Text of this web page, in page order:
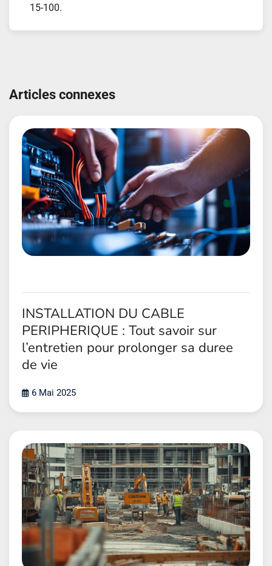
15-100.
de
Articles connexes
INSTALLATION DU CABLE
PERIPHERIQUE : Tout savoir sur
l’entretien pour prolonger sa duree
de vie
6 Mai 2025